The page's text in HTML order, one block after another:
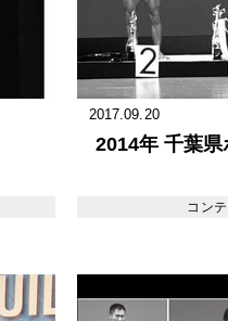
2017.09.20
2014年 千葉
コン